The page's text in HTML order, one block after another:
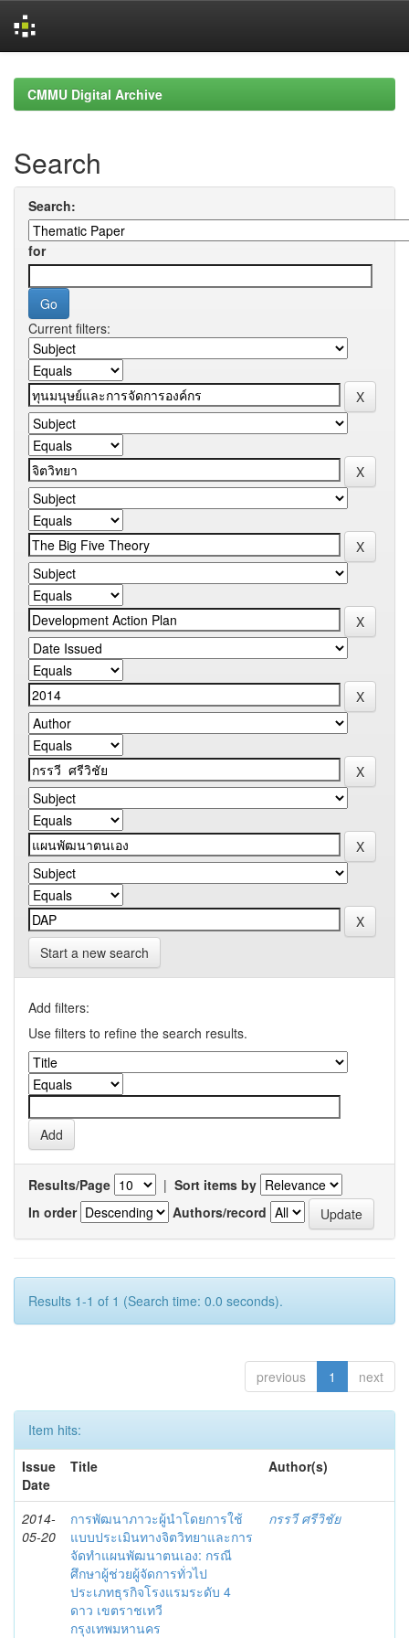
navigationCMMU Digital Archive
Search
Search:
for
Current filters:
Start a new search
Add filters:
Use filters to refine the search results.
Results/Page | Sort items by
In order
Authors/record
Results 1-1 of 1 (Search time: 0.0 seconds).
previous 1 next
Item hits:
Issue
Date
Title Author(s)
2014-
05-20
การพัฒนาภาวะผู้นำโดยการใช้
แบบประเมินทางจิตวิทยาและการ
จัดทำแผนพัฒนาตนเอง: กรณี
ศึกษาผู้ช่วยผู้จัดการทั่วไป
ประเภทธุรกิจโรงแรมระดับ 4
ดาว เขตราชเทวี
กรุงเทพมหานคร
กรรวี ศรีวิชัย